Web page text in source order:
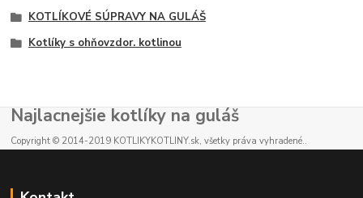
KOTLÍKOVÉ SÚPRAVY NA GULÁŠ
Kotlíky s ohňovzdor. kotlinou
Najlacnejšie kotlíky na guláš
Copyright © 2014-2019 KOTLIKYKOTLINY.sk, všetky práva vyhradené..